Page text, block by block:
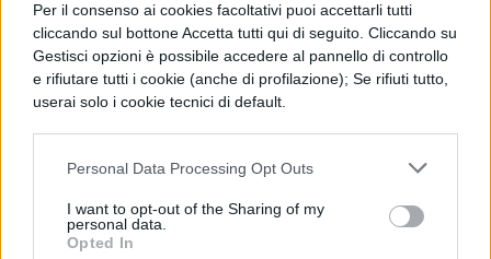
Per il consenso ai cookies facoltativi puoi accettarli tutti
cliccando sul bottone Accetta tutti qui di seguito. Cliccando su
Gestisci opzioni è possibile accedere al pannello di controllo
e rifiutare tutti i cookie (anche di profilazione); Se rifiuti tutto,
userai solo i cookie tecnici di default.
Personal Data Processing Opt Outs
I want to opt-out of the Sharing of my
personal data.
Opted In
arriva a casa con una nota diversa ogni
giorno”, ha spiegato un’altra madre,
“combina guai per divertirsi, perché si
testimoniato: “Quando ho trovato un